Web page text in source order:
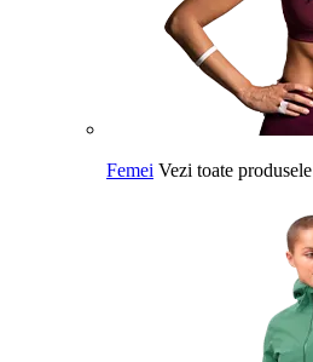
Femei Vezi toate produsele